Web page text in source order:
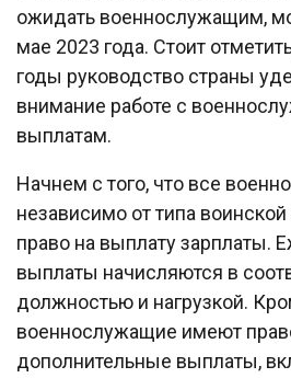
ожидать военнослужащим,
мае 2023 года. Стоит
годы руководство страны
внимание работе с
выплатам.
Начнем с того, что все
независимо от типа
право на выплату зарплаты.
выплаты начисляются в
должностью и нагрузкой.
военнослужащие имеют
дополнительные выплаты,